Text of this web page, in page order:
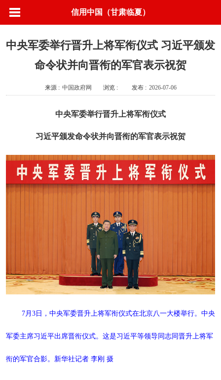
信用中国（甘肃临夏）
中央军委举行晋升上将军衔仪式 习近平颁发
命令状并向晋衔的军官表示祝贺
来源 : 中国政府网 浏览 : 发布 : 2026-07-06
中央军委举行晋升上将军衔仪式
习近平颁发命令状并向晋衔的军官表示祝贺
7月3日，中央军委晋升上将军衔仪式在北京八一大楼举行。中央
军委主席习近平出席晋衔仪式。这是习近平等领导同志同晋升上将军
衔的军官合影。新华社记者 李刚 摄